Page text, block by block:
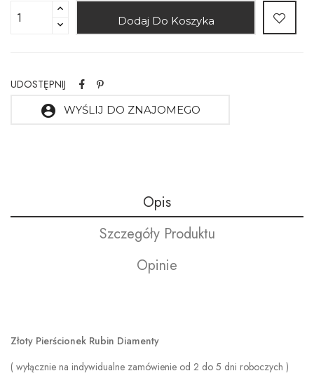
Dodaj Do Koszyka
UDOSTĘPNIJ
account_circle WYŚLIJ DO ZNAJOMEGO
Opis
Szczegóły Produktu
Opinie
Złoty Pierścionek Rubin Diamenty
( wyłącznie na indywidualne zamówienie od 2 do 5 dni roboczych )